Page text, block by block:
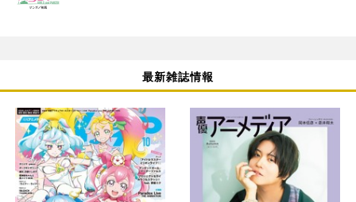
最新雑誌情報